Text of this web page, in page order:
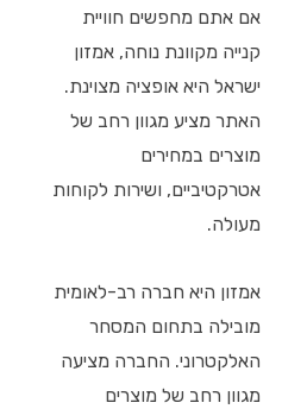
אם אתם מחפשים חוויית
קנייה מקוונת נוחה, אמזון
ישראל היא אופציה מצוינת.
האתר מציע מגוון רחב של
מוצרים במחירים
אטרקטיביים, ושירות לקוחות
מעולה.
אמזון היא חברה רב-לאומית
מובילה בתחום המסחר
האלקטרוני. החברה מציעה
מגוון רחב של מוצרים